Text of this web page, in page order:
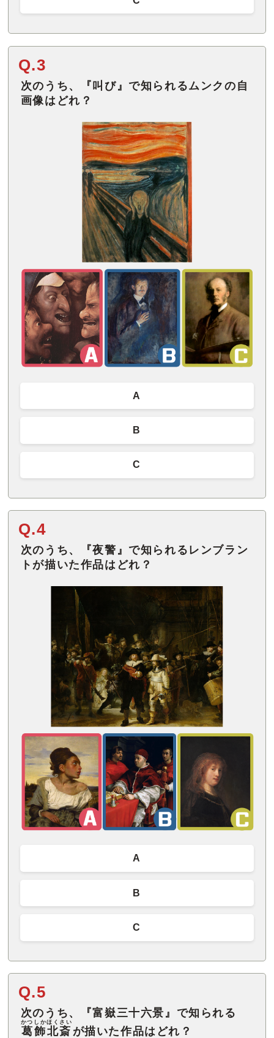
Q.3
次のうち、『叫び』で知られるムンクの自
画像はどれ？
A
B
C
Q.4
次のうち、『夜警』で知られるレンブラン
トが描いた作品はどれ？
A
B
C
Q.5
次のうち、『富嶽三十六景』で知られる
葛飾北斎
かつしかほくさい
が描いた作品はどれ？